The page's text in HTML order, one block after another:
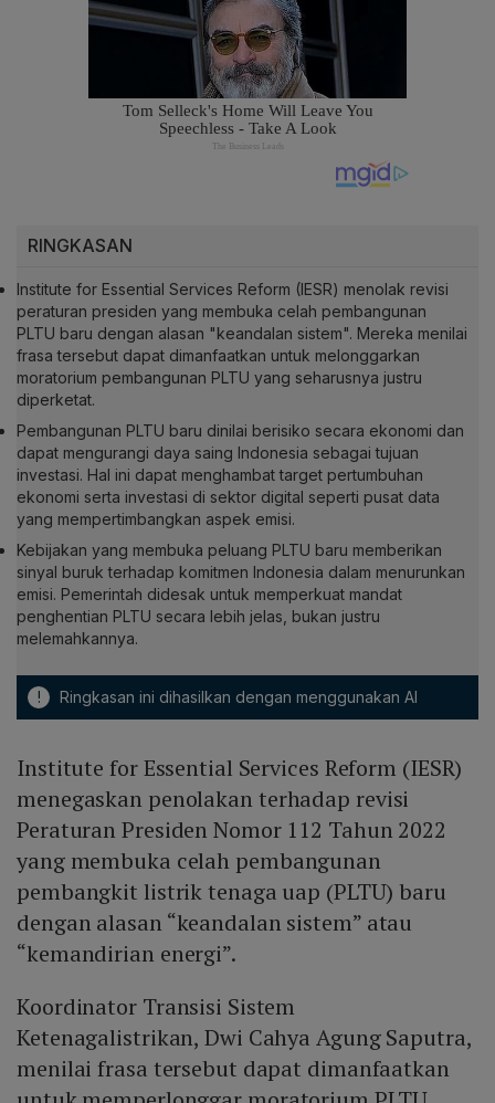
RINGKASAN
Institute for Essential Services Reform (IESR) menolak revisi
peraturan presiden yang membuka celah pembangunan
PLTU baru dengan alasan "keandalan sistem". Mereka menilai
frasa tersebut dapat dimanfaatkan untuk melonggarkan
moratorium pembangunan PLTU yang seharusnya justru
diperketat.
Pembangunan PLTU baru dinilai berisiko secara ekonomi dan
dapat mengurangi daya saing Indonesia sebagai tujuan
investasi. Hal ini dapat menghambat target pertumbuhan
ekonomi serta investasi di sektor digital seperti pusat data
yang mempertimbangkan aspek emisi.
Kebijakan yang membuka peluang PLTU baru memberikan
sinyal buruk terhadap komitmen Indonesia dalam menurunkan
emisi. Pemerintah didesak untuk memperkuat mandat
penghentian PLTU secara lebih jelas, bukan justru
melemahkannya.
! Ringkasan ini dihasilkan dengan menggunakan AI
Institute for Essential Services Reform (IESR)
menegaskan penolakan terhadap revisi
Peraturan Presiden Nomor 112 Tahun 2022
yang membuka celah pembangunan
pembangkit listrik tenaga uap (PLTU) baru
dengan alasan “keandalan sistem” atau
“kemandirian energi”.
Koordinator Transisi Sistem
Ketenagalistrikan, Dwi Cahya Agung Saputra,
menilai frasa tersebut dapat dimanfaatkan